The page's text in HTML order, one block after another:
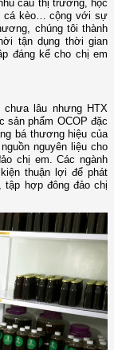
cầu thị trường, học
cá kèo… cộng với sự
chúng tôi thành
tận dụng thời gian
đáng kể cho chị em
chưa lâu nhưng HTX
sản phẩm OCOP đặc
bá thương hiệu của
nguyên liệu cho
chị em. Các ngành
thuận lợi để phát
tập hợp đông đảo chị